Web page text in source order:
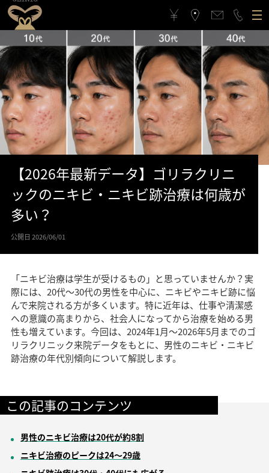
ゴリラクリニックについて
フィロソフィー
医療機関としてのこだわり
スタッフの思い
スポーツ応援活動
ゴリラクリニックとは？
ゴリラフィロソフィー
医療機関としてのこだわり
スタッフの思い
スポーツ応援活動
調査データアーカイブ
未成年者さまのご契約について
施術メニュー
料金案内
アクセス
治療症例
メンバーシップギフト
各種セミナーの開催
新着情報一覧
セミナー情報一覧
採用情報
【2026年最新データ】ゴリラクリニ
ックのニキビ・ニキビ跡治療は何歳が
多い？
公開日 2026/06/01
「ニキビ治療は学生が受けるもの」と思っていませんか？実
際には、20代〜30代の男性を中心に、ニキビやニキビ跡に悩
んで来院される方が多くいます。特に近年は、仕事や清潔感
への意識の高まりから、社会人になってから治療を始める男
性も増えています。今回は、2024年1月〜2026年5月までのゴ
リラクリニック来院データをもとに、男性のニキビ・ニキビ
跡治療の年代別傾向について解説します。
この記事のコンテンツ
男性のニキビ治療は20代が約8割
ニキビ治療のピークは24〜29歳